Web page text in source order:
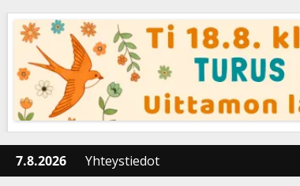
content
7.8.2026 Yhteystiedot